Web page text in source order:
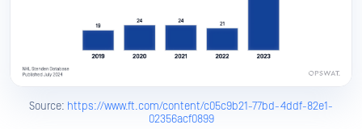
Source: https://www.ft.com/content/c05c9b21-77bd-4ddf-82e1-
02356acf0899